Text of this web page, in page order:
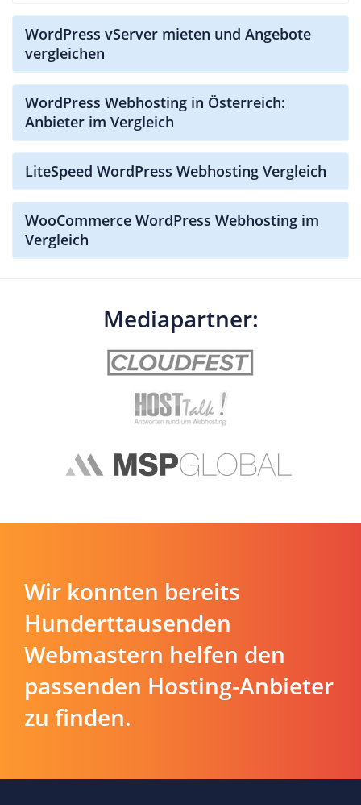
WordPress vServer mieten und Angebote
vergleichen
WordPress Webhosting in Österreich:
Anbieter im Vergleich
LiteSpeed WordPress Webhosting Vergleich
WooCommerce WordPress Webhosting im
Vergleich
Mediapartner:
Wir konnten bereits
Hunderttausenden
Webmastern helfen den
passenden Hosting-Anbieter
zu finden.